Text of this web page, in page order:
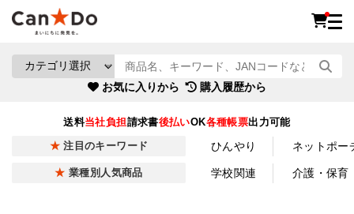
お気に入りから 購入履歴から
送料当社負担請求書後払いOK各種帳票出力可能
注目のキーワード ひんやり ネットポー
業種別人気商品 学校関連 介護・保育